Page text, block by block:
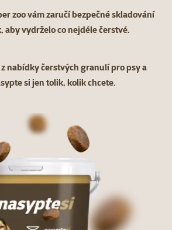
zoo vám zaručí bezpečné skladování
aby vydrželo co nejdéle čerstvé.
nabídky čerstvých granulí pro psy a
si jen tolik, kolik chcete.